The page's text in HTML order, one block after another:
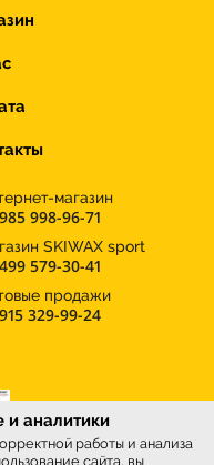
магазин
998-96-71
SKIWAX sport
579-30-41
продажи
329-99-24
и аналитики
работы и анализа
сайта, вы